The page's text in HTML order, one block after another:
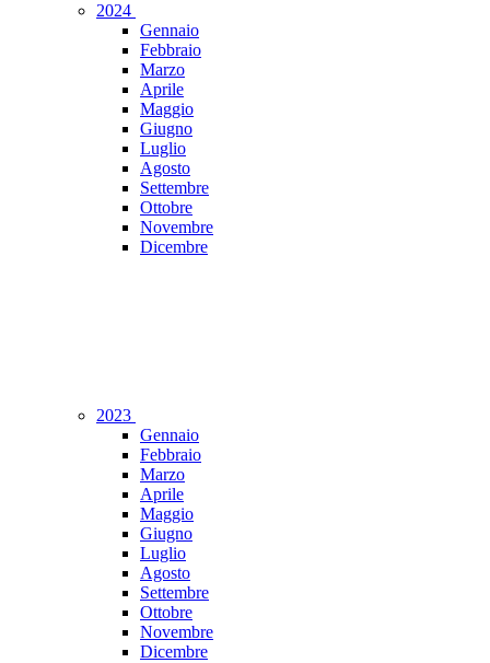
2024
Gennaio
Febbraio
Marzo
Aprile
Maggio
Giugno
Luglio
Agosto
Settembre
Ottobre
Novembre
Dicembre
2023
Gennaio
Febbraio
Marzo
Aprile
Maggio
Giugno
Luglio
Agosto
Settembre
Ottobre
Novembre
Dicembre